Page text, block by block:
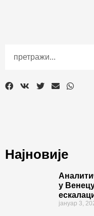
Најновије
у
јануар 3,